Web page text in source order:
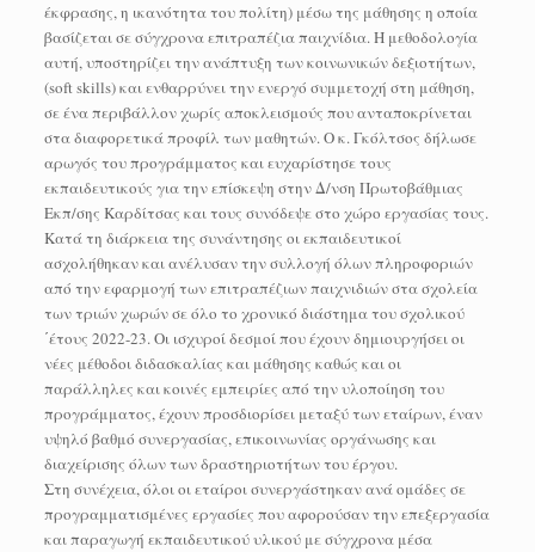
έκφρασης, η ικανότητα του πολίτη) μέσω της μάθησης η οποία
βασίζεται σε σύγχρονα επιτραπέζια παιχνίδια. Η μεθοδολογία
αυτή, υποστηρίζει την ανάπτυξη των κοινωνικών δεξιοτήτων,
(soft skills) και ενθαρρύνει την ενεργό συμμετοχή στη μάθηση,
σε ένα περιβάλλον χωρίς αποκλεισμούς που ανταποκρίνεται
στα διαφορετικά προφίλ των μαθητών. Ο κ. Γκόλτσος δήλωσε
αρωγός του προγράμματος και ευχαρίστησε τους
εκπαιδευτικούς για την επίσκεψη στην Δ/νση Πρωτοβάθμιας
Εκπ/σης Καρδίτσας και τους συνόδεψε στο χώρο εργασίας τους.
Κατά τη διάρκεια της συνάντησης οι εκπαιδευτικοί
ασχολήθηκαν και ανέλυσαν την συλλογή όλων πληροφοριών
από την εφαρμογή των επιτραπέζιων παιχνιδιών στα σχολεία
των τριών χωρών σε όλο το χρονικό διάστημα του σχολικού
΄έτους 2022-23. Οι ισχυροί δεσμοί που έχουν δημιουργήσει οι
νέες μέθοδοι διδασκαλίας και μάθησης καθώς και οι
παράλληλες και κοινές εμπειρίες από την υλοποίηση του
προγράμματος, έχουν προσδιορίσει μεταξύ των εταίρων, έναν
υψηλό βαθμό συνεργασίας, επικοινωνίας οργάνωσης και
διαχείρισης όλων των δραστηριοτήτων του έργου.
Στη συνέχεια, όλοι οι εταίροι συνεργάστηκαν ανά ομάδες σε
προγραμματισμένες εργασίες που αφορούσαν την επεξεργασία
και παραγωγή εκπαιδευτικού υλικού με σύγχρονα μέσα